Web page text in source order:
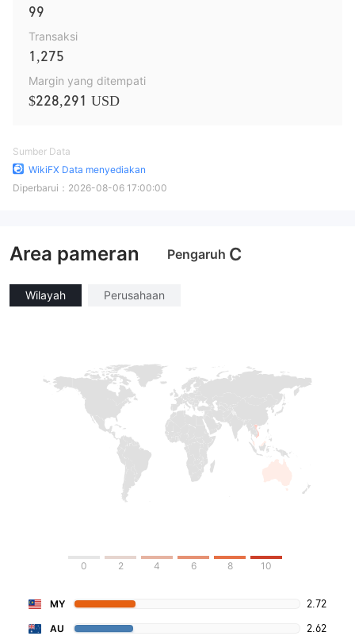
99
Transaksi
1,275
Margin yang ditempati
$228,291 USD
Sumber Data
WikiFX Data menyediakan
Diperbarui： 2026-08-06 17:00:00
Area pameran Pengaruh C
Wilayah Perusahaan
0 2 4 6 8 10
MY 2.72
AU 2.62